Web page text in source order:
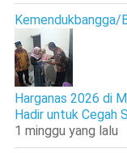
Kemendukbangga/
Harganas 2026 di
Hadir untuk Cegah
1 minggu yang lalu